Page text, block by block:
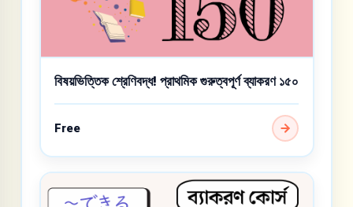
বিষয়ভিত্তিক শ্রেণিবদ্ধ! প্রাথমিক গুরুত্বপূর্ণ ব্যাকরণ ১৫০
Free